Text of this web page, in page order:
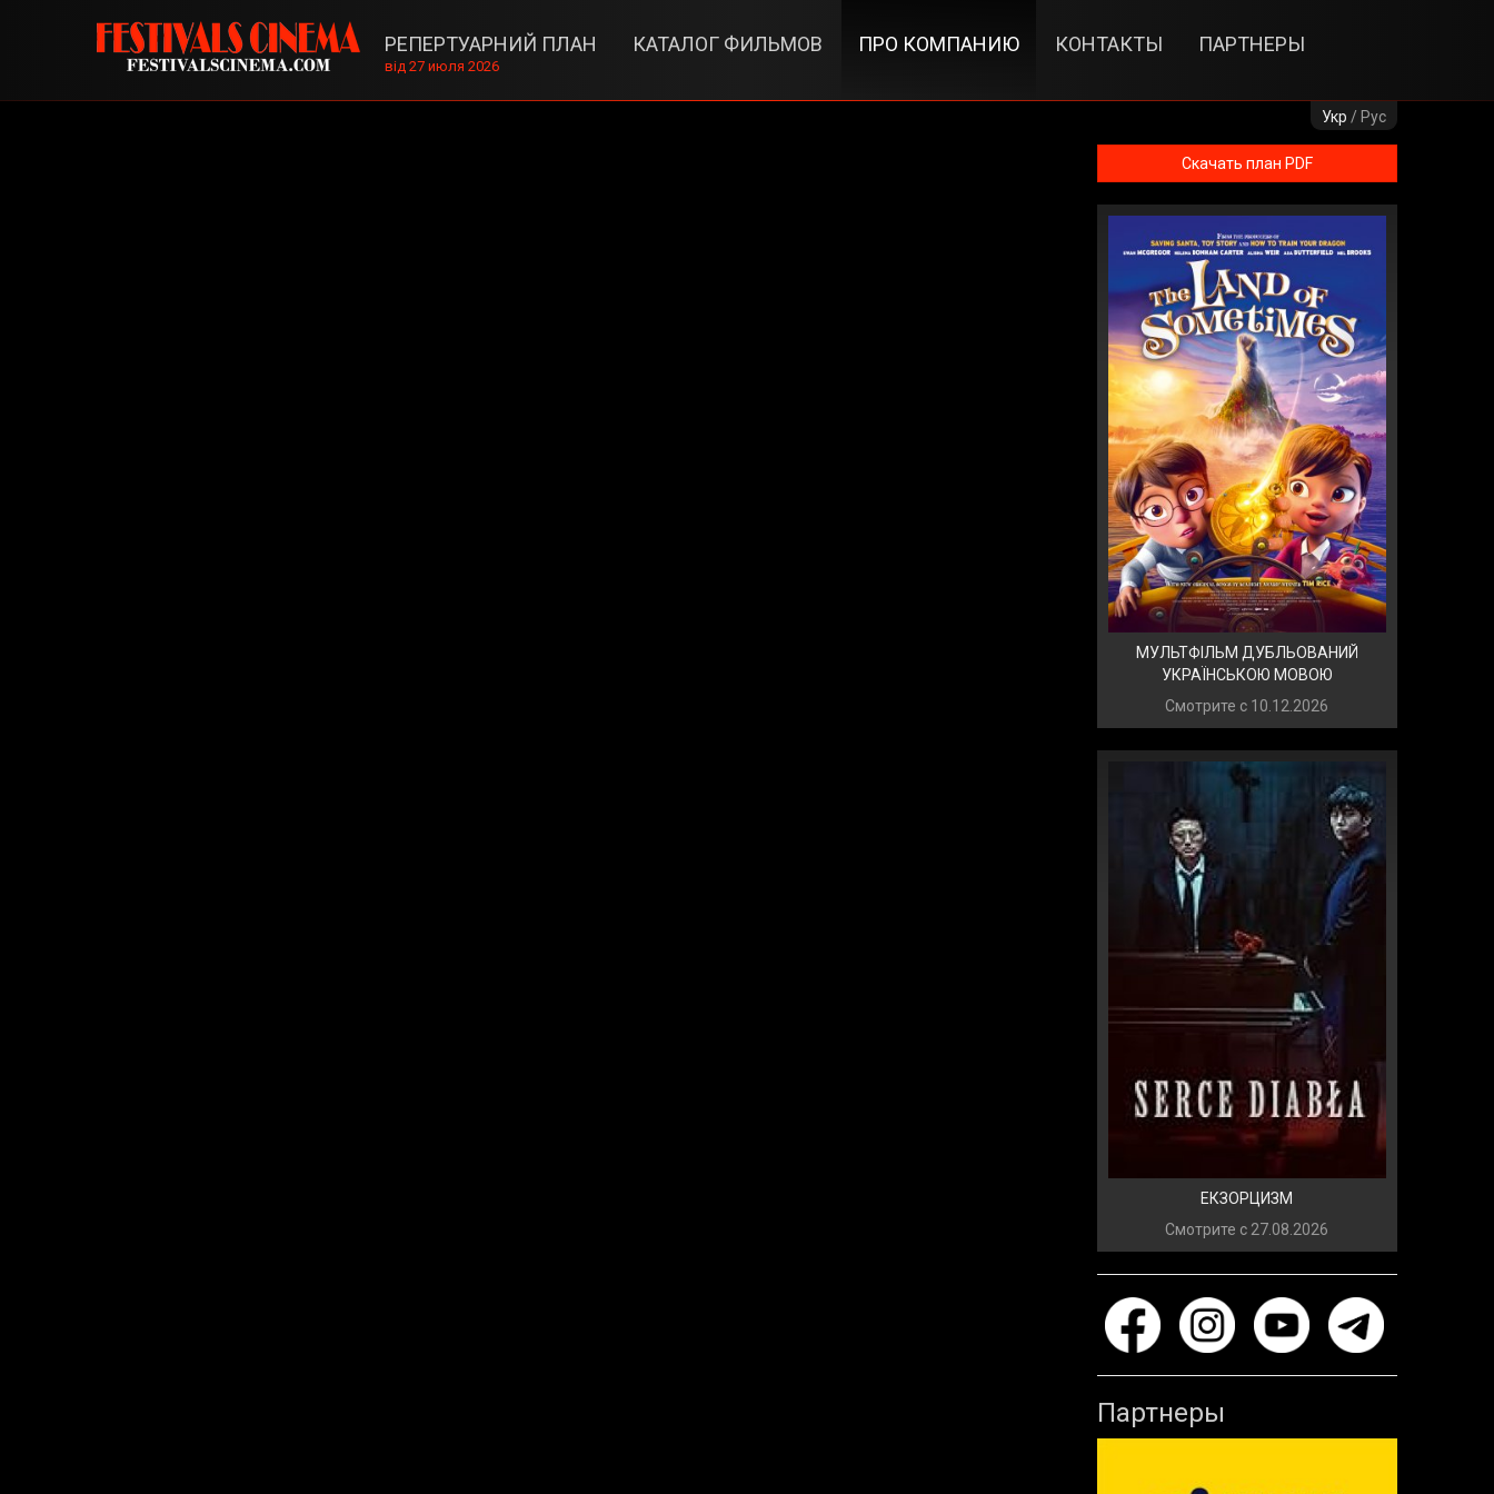
РЕПЕРТУАРНИЙ ПЛАН
від 27 июля 2026
КАТАЛОГ ФИЛЬМОВ ПРО КОМПАНИЮ КОНТАКТЫ ПАРТНЕРЫ
Укр / Рус
Скачать план PDF
МУЛЬТФІЛЬМ ДУБЛЬОВАНИЙ
УКРАЇНСЬКОЮ МОВОЮ
Смотрите с 10.12.2026
ЕКЗОРЦИЗМ
Смотрите с 27.08.2026
Партнеры